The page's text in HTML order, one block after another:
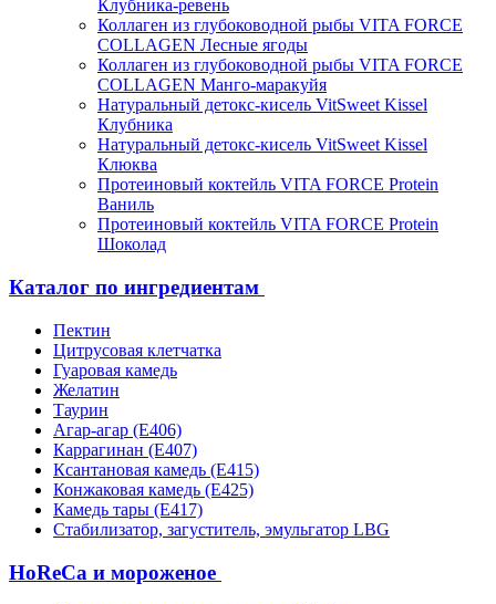
Клубника-ревень
Коллаген из глубоководной рыбы VITA FORCE
COLLAGEN Лесные ягоды
Коллаген из глубоководной рыбы VITA FORCE
COLLAGEN Манго-маракуйя
Натуральный детокс-кисель VitSweet Kissel
Клубника
Натуральный детокс-кисель VitSweet Kissel
Клюква
Протеиновый коктейль VITA FORCE Protein
Ваниль
Протеиновый коктейль VITA FORCE Protein
Шоколад
Каталог по ингредиентам
Пектин
Цитрусовая клетчатка
Гуаровая камедь
Желатин
Таурин
Агар-агар (Е406)
Каррагинан (Е407)
Ксантановая камедь (Е415)
Конжаковая камедь (Е425)
Камедь тары (Е417)
Стабилизатор, загуститель, эмульгатор LBG
HoReCa и мороженое